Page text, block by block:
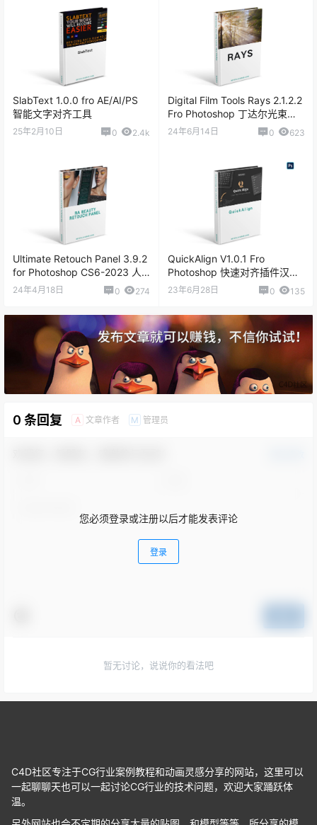
SlabText 1.0.0 fro AE/AI/PS
智能文字对齐工具
25年2月10日 0 2.4k
Digital Film Tools Rays 2.1.2.2
Fro Photoshop 丁达尔光束插
件
24年6月14日 0 623
Ultimate Retouch Panel 3.9.2
for Photoshop CS6-2023 人
像磨皮插件
24年4月18日 0 274
QuickAlign V1.0.1 Fro
Photoshop 快速对齐插件汉化
版
23年6月28日 0 135
0 条回复 A 文章作者 M 管理员
您必须登录或注册以后才能发表评论
登录
暂无讨论，说说你的看法吧
C4D社区专注于CG行业案例教程和动画灵感分享的网站，这里可以
一起聊聊天也可以一起讨论CG行业的技术问题，欢迎大家踊跃体
温。